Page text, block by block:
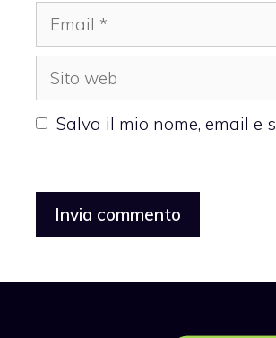
Email
Sito
web
Salva il mio nome, email e